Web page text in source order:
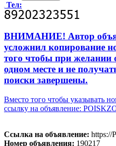
Тел:
ВНИМАНИЕ! Автор
усложнил копирование
того чтобы при желании
одном месте и не
поиски завершены.
Вместо того чтобы указывать
ссылку на объявление:
Ссылка на объявление: https://
Номер объявления: 190217